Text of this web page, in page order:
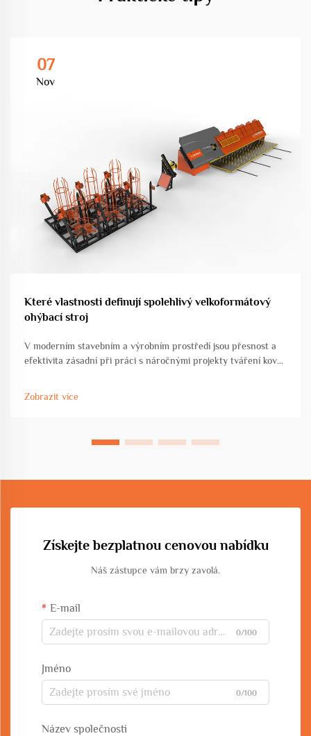
07
Nov
Které vlastnosti definují spolehlivý velkoformátový
ohýbací stroj
V moderním stavebním a výrobním prostředí jsou přesnost a
efektivita zásadní při práci s náročnými projekty tváření kovů.
Zobrazit více
Získejte bezplatnou cenovou nabídku
Náš zástupce vám brzy zavolá.
E-mail
0/100
Jméno
0/100
Název společnosti